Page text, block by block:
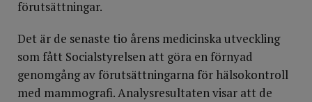
förutsättningar.
Det är de senaste tio årens medicinska utveckling
som fått Socialstyrelsen att göra en förnyad
genomgång av förutsättningarna för hälsokontroll
med mammografi. Analysresultaten visar att de